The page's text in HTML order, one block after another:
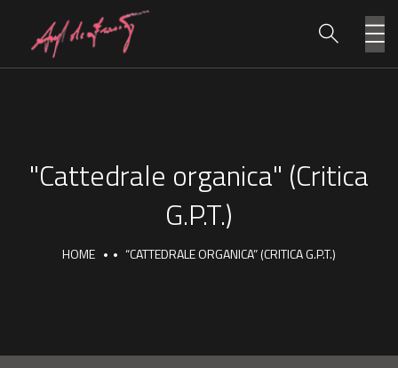
"Cattedrale organica" (Critica
G.P.T.)
HOME “CATTEDRALE ORGANICA” (CRITICA G.P.T.)